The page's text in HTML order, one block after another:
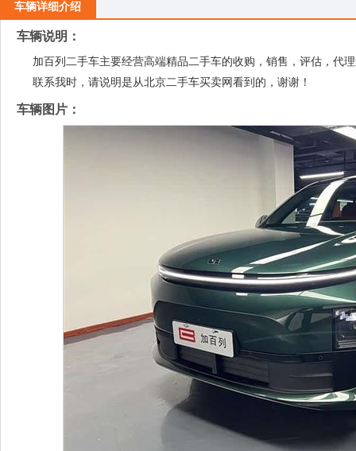
车辆详细介绍
车辆说明：
加百列二手车主要经营高端精品二手车的收购，销售，评估，代
联系我时，请说明是从北京二手车买卖网看到的，谢谢！
车辆图片：